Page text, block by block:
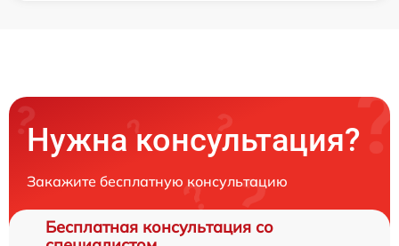
Нужна консультация?
Закажите бесплатную консультацию
Бесплатная консультация со